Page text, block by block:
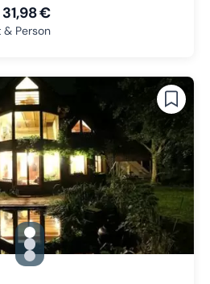
31,98 €
Person
gallery.slide_selector
Zu Slide 1 wechseln
Zu Slide 2 wechseln
Zu Slide 3 wechseln